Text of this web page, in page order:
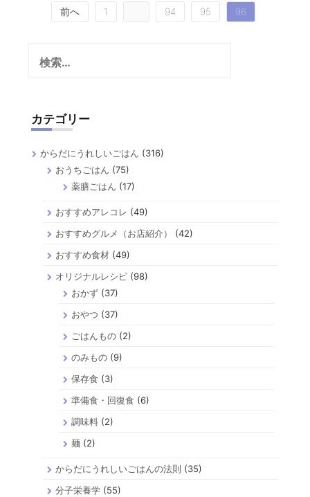
の
ジ
送
前へ 1 94 95 96
カテゴリー
からだにうれしいごはん (316)
おうちごはん (75)
薬膳ごはん (17)
おすすめアレコレ (49)
おすすめグルメ（お店紹介）
(42)
おすすめ食材 (49)
オリジナルレシピ (98)
おかず(37)
おやつ (37)
ごはんもの(2)
のみもの(9)
保存食 (3)
準備食・回復食 (6)
調味料(2)
麺 (2)
からだにうれしいごはんの法則 (35)
分子栄養学 (55)